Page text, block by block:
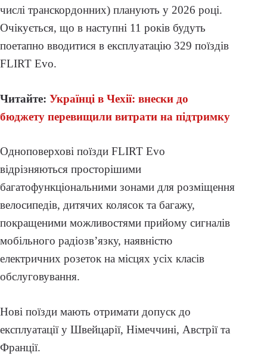
числі транскордонних) планують у 2026 році.
Очікується, що в наступні 11 років будуть
поетапно вводитися в експлуатацію 329 поїздів
FLIRT Evo.
Читайте: Українці в Чехії: внески до
бюджету перевищили витрати на підтримку
Одноповерхові поїзди FLIRT Evo
відрізняються просторішими
багатофункціональними зонами для розміщення
велосипедів, дитячих колясок та багажу,
покращеними можливостями прийому сигналів
мобільного радіозв’язку, наявністю
електричних розеток на місцях усіх класів
обслуговування.
Нові поїзди мають отримати допуск до
експлуатації у Швейцарії, Німеччині, Австрії та
Франції.